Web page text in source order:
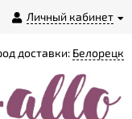
Личный кабинет
доставки: Белорецк